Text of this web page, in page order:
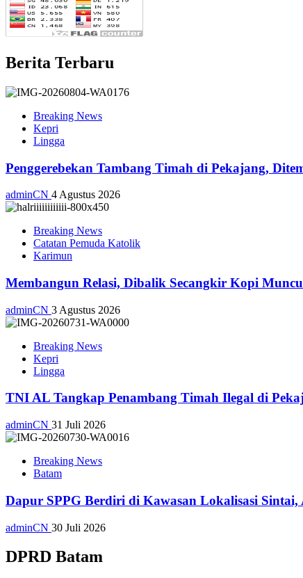
Berita Terbaru
Breaking News
Kepri
Lingga
Penggerebekan Tambang Timah di Pekajang,
adminCN 4 Agustus 2026
Breaking News
Catatan Pemuda Katolik
Karimun
Membangun Relasi, Dibalik Secangkir Kopi
adminCN 3 Agustus 2026
Breaking News
Kepri
Lingga
TNI AL Tangkap Penambang Timah Ilegal di
adminCN 31 Juli 2026
Breaking News
Batam
Dapur SPPG Berdiri di Kawasan Lokalisasi
adminCN 30 Juli 2026
DPRD Batam